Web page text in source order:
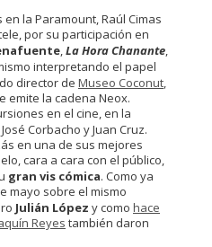
la Paramount, Raúl Cimas
por su participación en
,La Hora Chanante,
interpretando el papel
director de Museo Coconut,
emite la cadena Neox.
en el cine, en la
Corbacho y Juan Cruz.
en una de sus mejores
cara a cara con el público,
gran vis cómica. Como ya
mayo sobre el mismo
Julián López y como hace
Reyes también daron